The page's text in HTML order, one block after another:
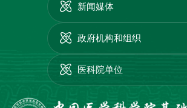
新闻媒体
政府机构和组织
医科院单位